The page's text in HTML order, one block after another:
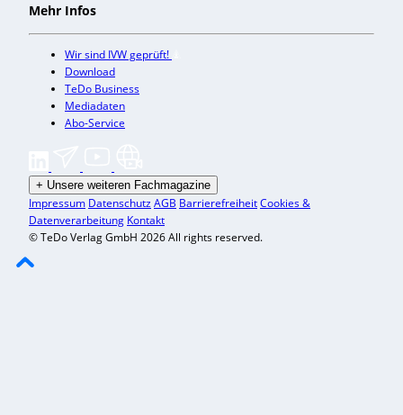
Mehr Infos
Wir sind IVW geprüft!
Download
TeDo Business
Mediadaten
Abo-Service
+ Unsere weiteren Fachmagazine
Impressum DatenschutzAGB BarrierefreiheitCookies &
Datenverarbeitung Kontakt
© TeDo Verlag GmbH 2026 All rights reserved.